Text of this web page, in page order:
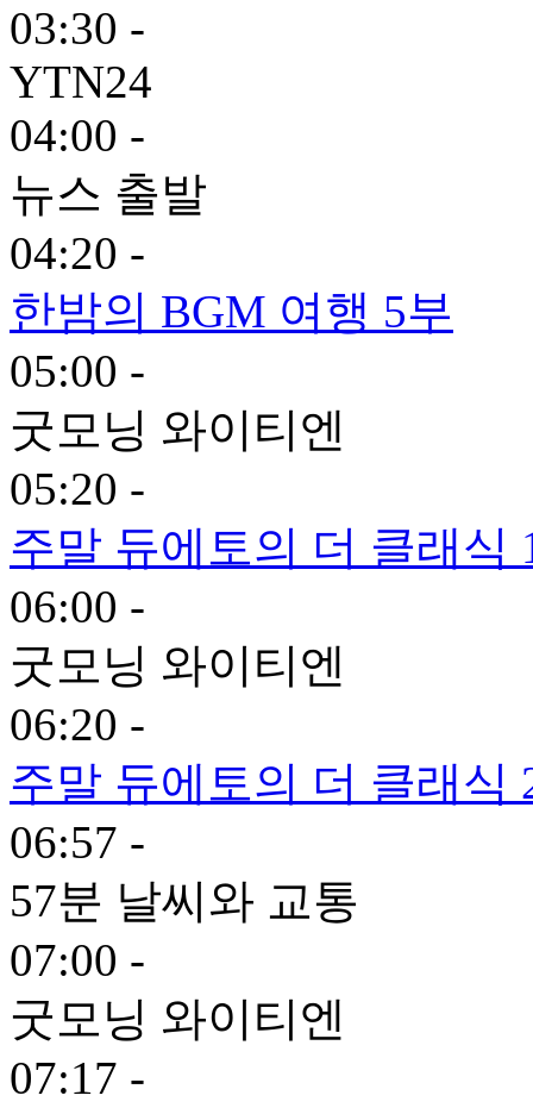
03:30 -
YTN24
04:00 -
뉴스 출발
04:20 -
한밤의 BGM 여행 5부
05:00 -
굿모닝 와이티엔
05:20 -
주말 듀에토의 더 클래식
06:00 -
굿모닝 와이티엔
06:20 -
주말 듀에토의 더 클래식
06:57 -
57분 날씨와 교통
07:00 -
굿모닝 와이티엔
07:17 -